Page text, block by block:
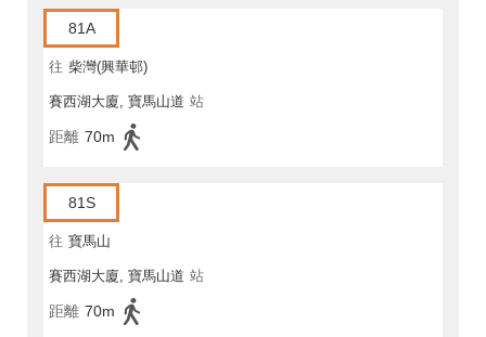
81A
往 柴灣(興華邨)
賽西湖大廈, 寶馬山道 站
距離 70m
81S
往 寶馬山
賽西湖大廈, 寶馬山道 站
距離 70m